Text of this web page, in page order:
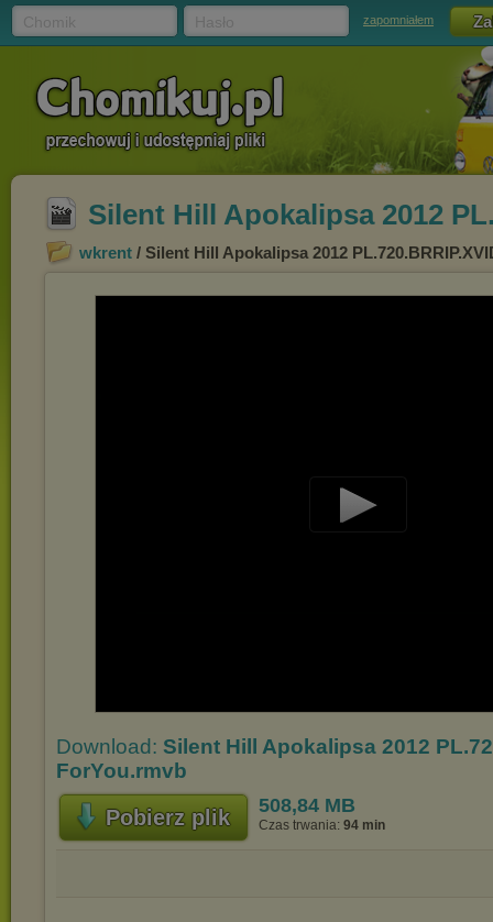
zapomniałem
Silent Hill Apokalipsa 2012
wkrent / Silent Hill Apokalipsa 2012
Download: Silent Hill Apokalipsa 2012
ForYou.rmvb
Pobierz plik 508,84 MB
Czas trwania: 94 min